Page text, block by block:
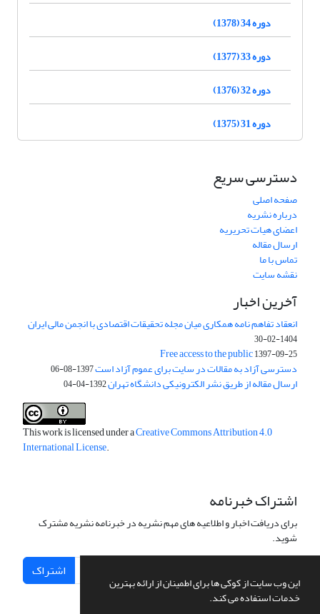
این وب سایت از کوکی ها برای اطمینان از ارائه بهترین
خدمات استفاده می کند.
دوره 34 (1378)
دوره 33 (1377)
دوره 32 (1376)
دوره 31 (1375)
دسترسی سریع
صفحه اصلی
درباره نشریه
اعضای هیات تحریریه
ارسال مقاله
تماس با ما
نقشه سایت
آخرین اخبار
انعقاد تفاهم نامه همکاری میان مجله تحقیقات اقتصادی با انجمن مالی ایران
1404-02-30
Free access to the public1397-09-25
دسترسی آزاد به مقالات در سایت برای عموم آزاد است1397-08-06
ارسال مقاله از طریق نشر الکترونیکی دانشگاه تهران1392-04-04
This work is licensed under aCreative Commons Attribution 4.0
International License.
اشتراک خبرنامه
برای دریافت اخبار و اطلاعیه های مهم نشریه در خبرنامه نشریه مشترک
شوید.
اشتراک